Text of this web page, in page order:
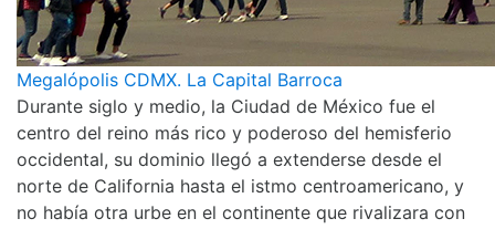
Megalópolis CDMX. La Capital Barroca
Durante siglo y medio, la Ciudad de México fue el
centro del reino más rico y poderoso del hemisferio
occidental, su dominio llegó a extenderse desde el
norte de California hasta el istmo centroamericano, y
no había otra urbe en el continente que rivalizara con